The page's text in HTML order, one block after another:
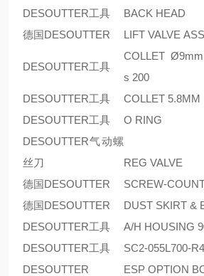
DESOUTTER工具
BACK HEAD
德国DESOUTTER
LIFT VALVE
DESOUTTER工具
COLLET
s 200
DESOUTTER工具
COLLET 5.8MM
DESOUTTER工具
O RING
DESOUTTER气动螺
丝刀
REG VALVE
德国DESOUTTER
SCREW-
德国DESOUTTER
DUST SKIRT &
DESOUTTER工具
A/H HOUSING
DESOUTTER工具
SC2-055L700-
DESOUTTER
ESP OPTION